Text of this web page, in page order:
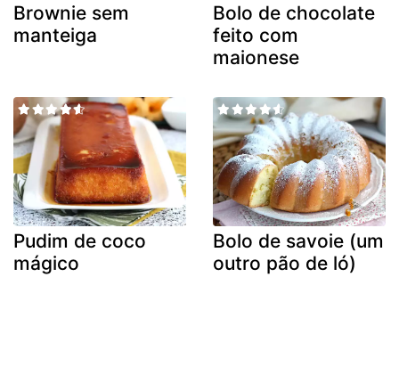
Brownie sem
manteiga
Bolo de chocolate
feito com
maionese
Pudim de coco
mágico
Bolo de savoie (um
outro pão de ló)